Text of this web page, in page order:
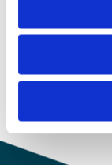
Endra 17.06.26